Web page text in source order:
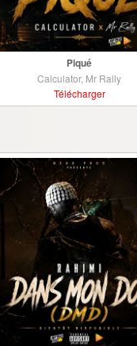
Piqué
Calculator, Mr Rally
Télécharger